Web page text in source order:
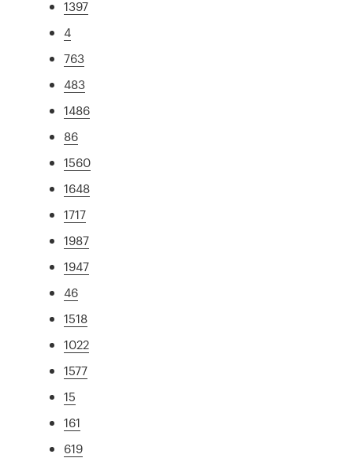
1397
4
763
483
1486
86
1560
1648
1717
1987
1947
46
1518
1022
1577
15
161
619